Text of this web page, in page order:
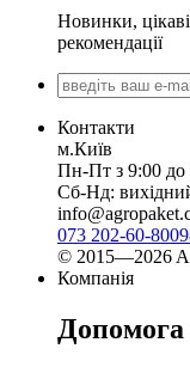
Новинки,
рекомендації
Контакти
м.Київ
Пн-Пт з 9:00 до
Сб-Нд:
073 202-60-80
© 2015—2026
Компанія
Допомога